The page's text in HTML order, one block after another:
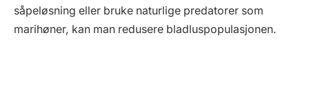
såpeløsning eller bruke naturlige predatorer som
marihøner, kan man redusere bladluspopulasjonen.